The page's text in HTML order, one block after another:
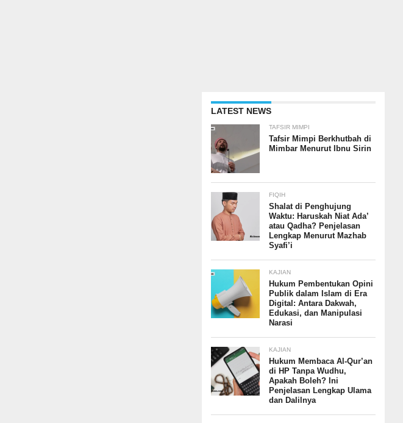
LATEST NEWS
TAFSIR MIMPI
Tafsir Mimpi Berkhutbah di
Mimbar Menurut Ibnu Sirin
FIQIH
Shalat di Penghujung
Waktu: Haruskah Niat Ada’
atau Qadha? Penjelasan
Lengkap Menurut Mazhab
Syafi’i
KAJIAN
Hukum Pembentukan Opini
Publik dalam Islam di Era
Digital: Antara Dakwah,
Edukasi, dan Manipulasi
Narasi
KAJIAN
Hukum Membaca Al-Qur’an
di HP Tanpa Wudhu,
Apakah Boleh? Ini
Penjelasan Lengkap Ulama
dan Dalilnya